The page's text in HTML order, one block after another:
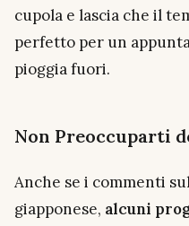
cupola e lascia che il
perfetto per un
pioggia fuori.
Non Preoccuparti
Anche se i commenti
giapponese, alcuni